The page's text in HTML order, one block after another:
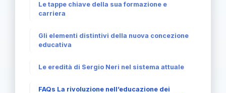
Le tappe chiave della sua formazione e
carriera
Gli elementi distintivi della nuova concezione
educativa
Le eredità di Sergio Neri nel sistema attuale
FAQs La rivoluzione nell’educazione dei